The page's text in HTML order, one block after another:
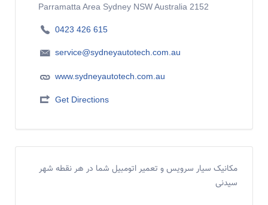
Parramatta Area Sydney NSW Australia 2152
0423 426 615
service@sydneyautotech.com.au
www.sydneyautotech.com.au
Get Directions
مکانیک سیار سرویس و تعمیر اتومبیل شما در هر نقطه شهر
سیدنی